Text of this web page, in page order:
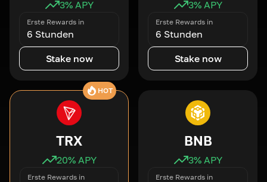
3% APY
Erste Rewards in
6 Stunden
Stake now
3% APY
Erste Rewards in
6 Stunden
Stake now
HOT
TRX
20% APY
Erste Rewards in
BNB
3% APY
Erste Rewards in